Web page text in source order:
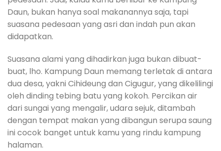
Daun, bukan hanya soal makanannya saja, tapi
suasana pedesaan yang asri dan indah pun akan
didapatkan.
Suasana alami yang dihadirkan juga bukan dibuat-
buat, lho. Kampung Daun memang terletak di antara
dua desa, yakni Cihideung dan Cigugur, yang dikelilingi
oleh dinding tebing batu yang kokoh. Percikan air
dari sungai yang mengalir, udara sejuk, ditambah
dengan tempat makan yang dibangun serupa saung
ini cocok banget untuk kamu yang rindu kampung
halaman.